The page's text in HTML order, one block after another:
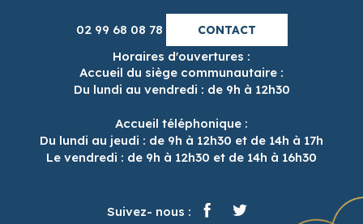
02 99 68 08 78 CONTACT
Horaires d'ouvertures :
Accueil du siège communautaire :
Du lundi au vendredi : de 9h à 12h30
Accueil téléphonique :
Du lundi au jeudi : de 9h à 12h30 et de 14h à 17h
Le vendredi : de 9h à 12h30 et de 14h à 16h30
Suivez- nous :